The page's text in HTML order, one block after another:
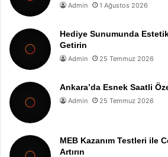
Admin 1 Ağustos 2026
Hediye Sunumunda
Getirin
Admin 25 Temmuz 2026
Ankara’da Esnek Saatli
Admin 25 Temmuz 2026
MEB Kazanım Testleri ile
Artırın